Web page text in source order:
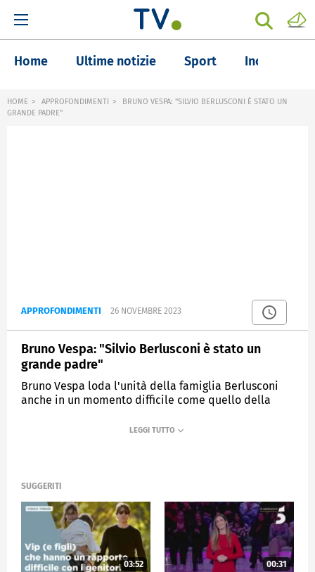
Home Ultime notizie Sport Inchieste
HOME APPROFONDIMENTI
BRUNO VESPA: "SILVIO BERLUSCONI È STATO UN
GRANDE PADRE"
APPROFONDIMENTI 26 NOVEMBRE 2023
Bruno Vespa: "Silvio Berlusconi è stato un
grande padre"
Bruno Vespa loda l'unità della famiglia Berlusconi
anche in un momento difficile come quello della
SUGGERITI
03:52 00:31